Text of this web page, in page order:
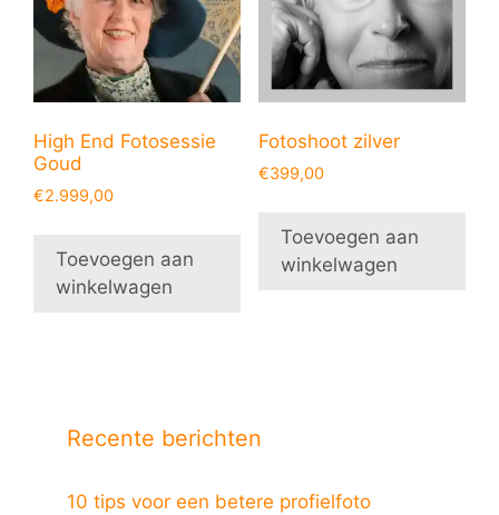
High End Fotosessie
Goud
€2.999,00
Toevoegen aan
winkelwagen
Fotoshoot zilver
€399,00
Toevoegen aan
winkelwagen
Recente berichten
10 tips voor een betere profielfoto